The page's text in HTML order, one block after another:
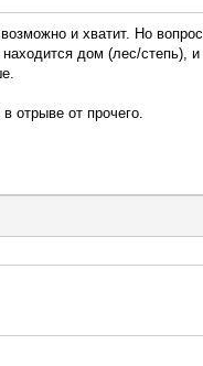
и хватит. Но
дом (лес/степь),
отрыве от прочего.